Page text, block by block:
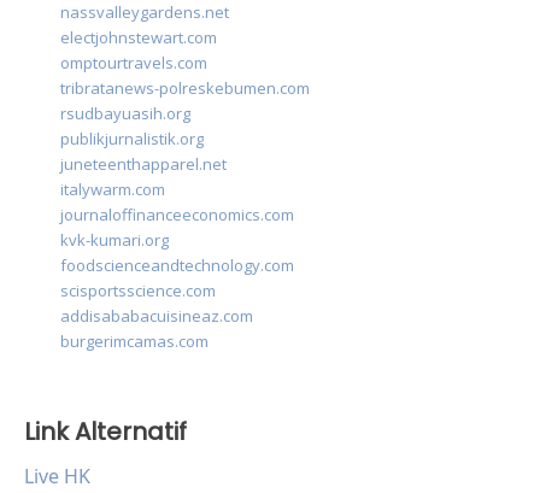
nassvalleygardens.net
electjohnstewart.com
omptourtravels.com
tribratanews-polreskebumen.com
rsudbayuasih.org
publikjurnalistik.org
juneteenthapparel.net
italywarm.com
journaloffinanceeconomics.com
kvk-kumari.org
foodscienceandtechnology.com
scisportsscience.com
addisababacuisineaz.com
burgerimcamas.com
Link Alternatif
Live HK